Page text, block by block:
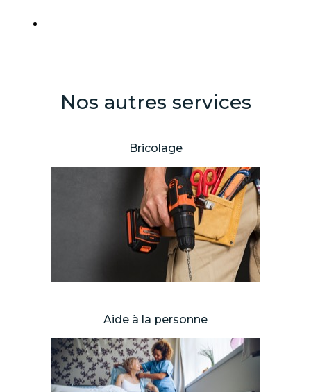
Nos autres services
Bricolage
Aide à la personne